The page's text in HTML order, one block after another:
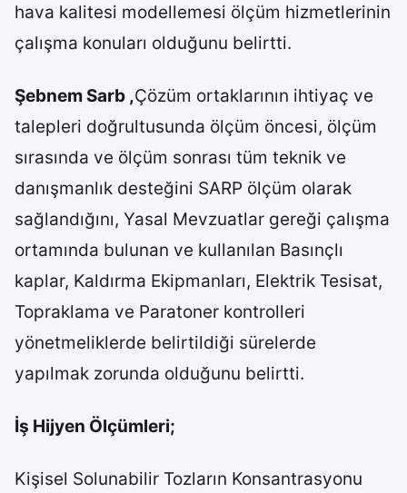
hava kalitesi modellemesi ölçüm hizmetlerinin
çalışma konuları olduğunu belirtti.
Şebnem Sarb ,Çözüm ortaklarının ihtiyaç ve
talepleri doğrultusunda ölçüm öncesi, ölçüm
sırasında ve ölçüm sonrası tüm teknik ve
danışmanlık desteğini SARP ölçüm olarak
sağlandığını, Yasal Mevzuatlar gereği çalışma
ortamında bulunan ve kullanılan Basınçlı
kaplar, Kaldırma Ekipmanları, Elektrik Tesisat,
Topraklama ve Paratoner kontrolleri
yönetmeliklerde belirtildiği sürelerde
yapılmak zorunda olduğunu belirtti.
İş Hijyen Ölçümleri;
Kişisel Solunabilir Tozların Konsantrasyonu